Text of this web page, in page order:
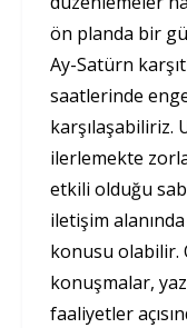
ön planda bir
Ay-Satürn
saatlerinde
karşılaşabiliriz.
ilerlemekte
etkili olduğu
iletişim
konusu olabilir.
konuşmalar,
faaliyetler